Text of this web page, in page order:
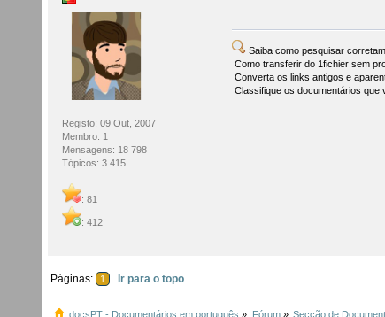
Registo: 09 Out, 2007
Membro: 1
Mensagens: 18 798
Tópicos: 3 415
: 81
: 412
Saiba como pesquisar
Como transferir do 1fichier sem
Converta os links antigos e
Classifique os documentários que
Páginas: 1 Ir para o topo
docsPT - Documentários em português » Fórum» Secção de